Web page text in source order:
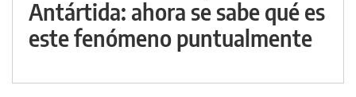
Antártida: ahora se sabe qué es
este fenómeno puntualmente